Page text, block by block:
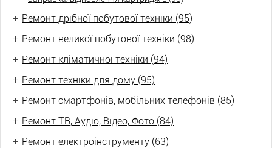
+ Ремонт дрібної побутової техніки (95)
+ Ремонт великої побутової техніки (98)
+ Ремонт кліматичної техніки (94)
+ Ремонт техніки для дому (95)
+ Ремонт смартфонів, мобільних телефонів (85)
+ Ремонт ТВ, Аудіо, Відео, Фото (84)
+ Ремонт електроінструменту (63)